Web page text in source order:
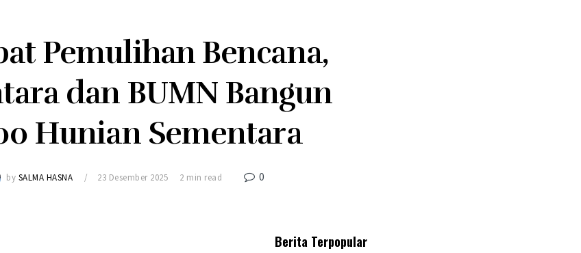
Pemulihan Bencana,
dan BUMN Bangun
Hunian Sementara
by SALMA HASNA 23 Desember 2025 2 min read 0
Berita Terpopular